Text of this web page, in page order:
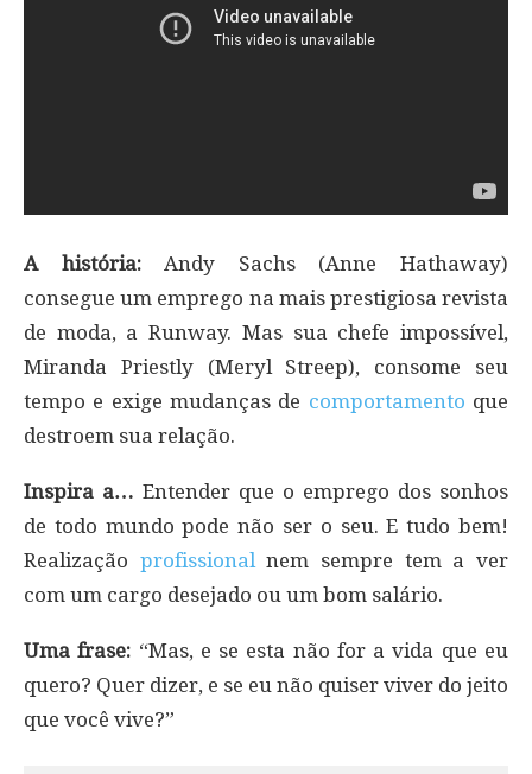
A história:Andy Sachs (Anne Hathaway)
consegue um emprego na mais prestigiosa revista
de moda, a Runway. Mas sua chefe impossível,
Miranda Priestly (Meryl Streep), consome seu
tempo e exige mudanças de comportamento que
destroem sua relação.
Inspira a… Entender que o emprego dos sonhos
de todo mundo pode não ser o seu. E tudo bem!
Realização profissional nem sempre tem a ver
com um cargo desejado ou um bom salário.
Uma frase: “Mas, e se esta não for a vida que eu
quero? Quer dizer, e se eu não quiser viver do jeito
que você vive?”